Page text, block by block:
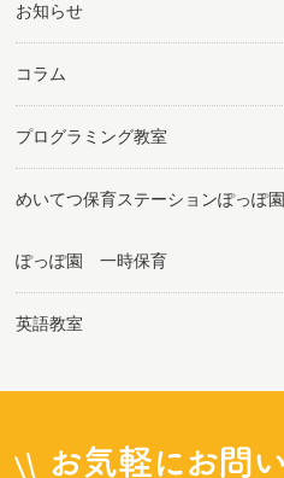
お知らせ
コラム
プログラミング教室
めいてつ保育ステーションぽっぽ園
ぽっぽ園 一時保育
英語教室